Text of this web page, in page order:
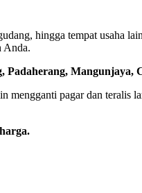
hingga tempat usaha
Anda.
Mangunjaya,
mengganti pagar dan